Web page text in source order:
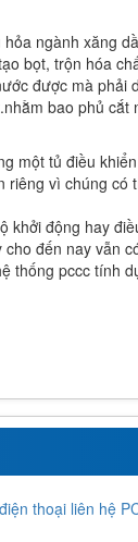
ngành xăng
bọt, trộn hóa
được mà phải
bao phủ cắt
một tủ điều
riêng vì chúng có
khởi động hay
đến nay vẫn
thống pccc tính
thoại liên hệ